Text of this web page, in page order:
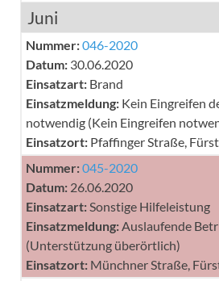
Juni
Nummer:046-2020
Datum: 30.06.2020
Einsatzart: Brand
Einsatzmeldung: Kein Eingreifen
notwendig (Kein Eingreifen
Einsatzort: Pfaffinger Straße,
Nummer:045-2020
Datum: 26.06.2020
Einsatzart: Sonstige Hilfeleistung
Einsatzmeldung: Auslaufende
(Unterstützung überörtlich)
Einsatzort: Münchner Straße,